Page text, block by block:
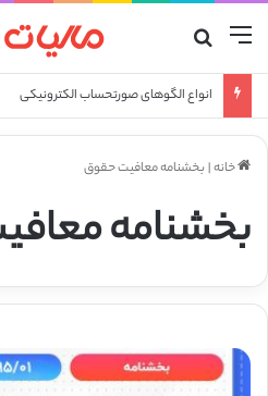
منو
انواع الگوهای صورتحساب الکترونیکی
خانه| بخشنامه معافیت حقوق
بخشنامه